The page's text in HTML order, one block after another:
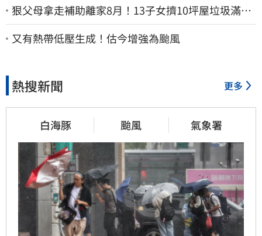
狠父母拿走補助離家8月！13子女擠10坪屋垃圾滿地
驚見幼童深夜遊蕩
又有熱帶低壓生成！估今增強為颱風
熱搜新聞 更多
白海豚 颱風 氣象署